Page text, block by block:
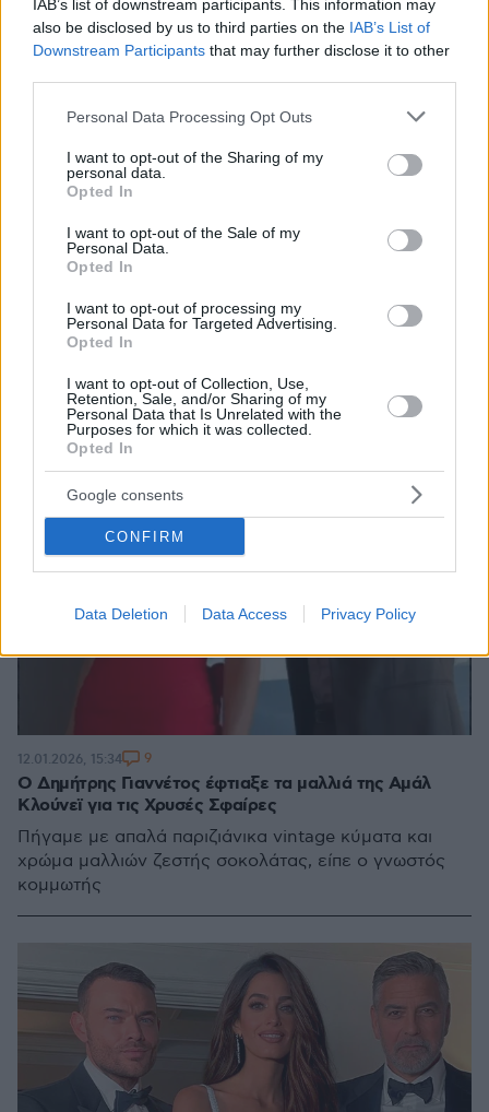
IAB’s list of downstream participants. This information may
also be disclosed by us to third parties on the IAB’s List of
Downstream Participants that may further disclose it to other
Please note that this website/app uses one or more Google
not limited to your visit or usage behaviour. You may click to
grant or deny consent to Google and its third-party tags to
use your data for below specified purposes in below Google
consent section.
Personal Data Processing Opt Outs
I want to opt-out of the Sharing of my
personal data.
Opted In
I want to opt-out of the Sale of my
Personal Data.
Opted In
I want to opt-out of processing my
Personal Data for Targeted Advertising.
Opted In
I want to opt-out of Collection, Use,
Retention, Sale, and/or Sharing of my
Personal Data that Is Unrelated with the
Purposes for which it was collected.
Opted In
Google consents
CONFIRM
Data Deletion Data Access Privacy Policy
δερμάτινο σύνολο στην Εβδομάδα Μόδας του Μιλάνου
Το νέο look της ηθοποιού επιμελήθηκε ο διάσημος
κομμωτής, Δημήτρης Γιαννέτος
28.02.2026, 08:52 52
Ο Δημήτρης Γιαννέτος έφτιαξε τα μαλλιά της Αμάλ
Κλούνεϊ για τις Χρυσές Σφαίρες
Πήγαμε με απαλά παριζιάνικα vintage κύματα και
χρώμα μαλλιών ζεστής σοκολάτας, είπε ο γνωστός
κομμωτής
12.01.2026, 15:34 9